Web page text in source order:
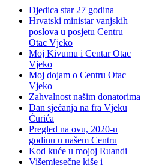
Djedica star 27 godina
Hrvatski ministar vanjskih
poslova u posjetu Centru
Otac Vjeko
Moj Kivumu i Centar Otac
Vjeko
Moj dojam o Centru Otac
Vjeko
Zahvalnost našim donatorima
Dan sjećanja na fra Vjeku
Ćurića
Pregled na ovu, 2020-u
godinu u našem Centru
Kod kuće u mojoj Ruandi
Višemjesečne kiše i